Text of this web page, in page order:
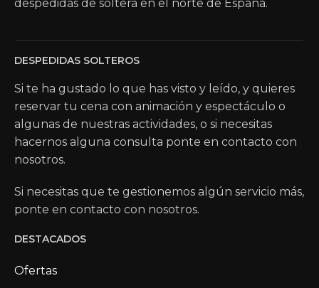
despedidas de soltera en el norte de España.
DESPEDIDAS SOLTEROS
Si te ha gustado lo que has visto y leído, y quieres
reservar tu cena con animación y espectáculo o
algunas de nuestras actividades, o si necesitas
hacernos alguna consulta ponte en contacto con
nosotros.
Si necesitas que te gestionemos algún servicio más,
ponte en contacto con nosotros.
DESTACADOS
Ofertas